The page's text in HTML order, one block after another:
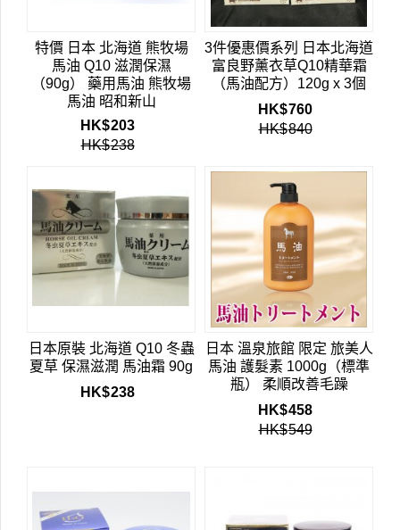
特價 日本 北海道 熊牧場
馬油 Q10 滋潤保濕
（90g） 藥用馬油 熊牧場
馬油 昭和新山
HK$203
HK$238
3件優惠價系列 日本北海道
富良野薰衣草Q10精華霜
（馬油配方）120g x 3個
HK$760
HK$840
日本原裝 北海道 Q10 冬蟲
夏草 保濕滋潤 馬油霜 90g
HK$238
日本 溫泉旅館 限定 旅美人
馬油 護髮素 1000g（標準
瓶） 柔順改善毛躁
HK$458
HK$549